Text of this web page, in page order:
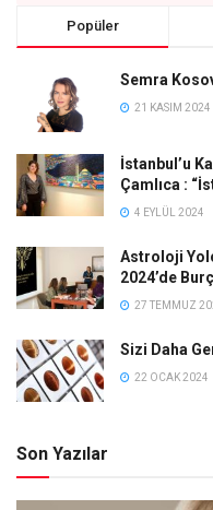
Popüler
Semra
21 KASIM 2024
İstanbul’u
Çamlıca :
4 EYLÜL 2024
Astroloji
2024’de
27 TEMMUZ
Sizi Daha
22 OCAK 2024
Son Yazılar